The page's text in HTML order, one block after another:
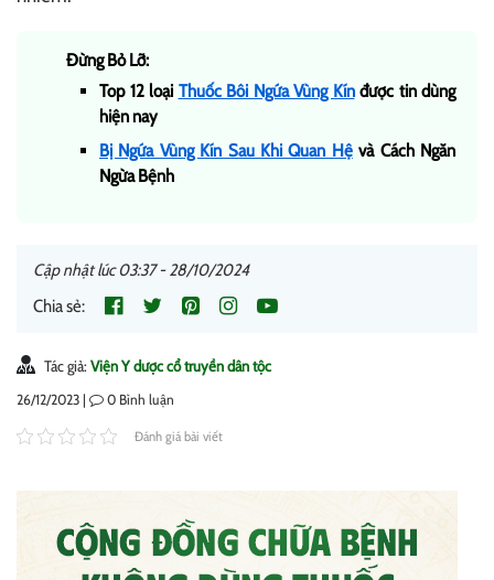
Đừng Bỏ Lỡ:
Top 12 loại Thuốc Bôi Ngứa Vùng Kínđược tin dùng
hiện nay
Bị Ngứa Vùng Kín Sau Khi Quan Hệvà Cách Ngăn
Ngừa Bệnh
Cập nhật lúc 03:37 - 28/10/2024
Chia sẻ:
Tác giả: Viện Y dược cổ truyền dân tộc
26/12/2023 | 0 Bình luận
Đánh giá bài viết